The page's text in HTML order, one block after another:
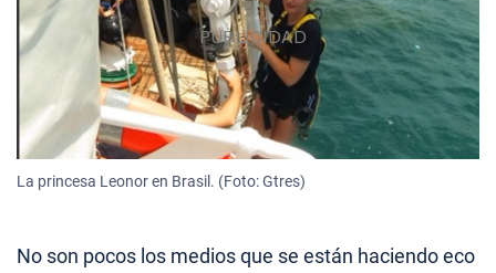
La princesa Leonor en Brasil. (Foto: Gtres)
No son pocos los medios que se están haciendo eco